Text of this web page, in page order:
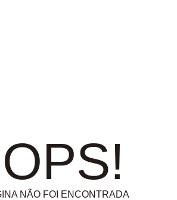
NÃO FOI ENCONTRADA